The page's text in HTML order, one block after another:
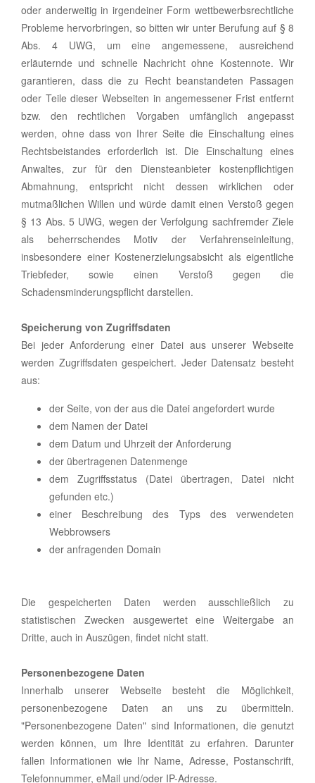
oder anderweitig in irgendeiner Form wettbewerbsrechtliche
Probleme hervorbringen, so bitten wir unter Berufung auf § 8
Abs. 4 UWG, um eine angemessene, ausreichend
erläuternde und schnelle Nachricht ohne Kostennote. Wir
garantieren, dass die zu Recht beanstandeten Passagen
oder Teile dieser Webseiten in angemessener Frist entfernt
bzw. den rechtlichen Vorgaben umfänglich angepasst
werden, ohne dass von Ihrer Seite die Einschaltung eines
Rechtsbeistandes erforderlich ist. Die Einschaltung eines
Anwaltes, zur für den Diensteanbieter kostenpflichtigen
Abmahnung, entspricht nicht dessen wirklichen oder
mutmaßlichen Willen und würde damit einen Verstoß gegen
§ 13 Abs. 5 UWG, wegen der Verfolgung sachfremder Ziele
als beherrschendes Motiv der Verfahrenseinleitung,
insbesondere einer Kostenerzielungsabsicht als eigentliche
Triebfeder, sowie einen Verstoß gegen die
Schadensminderungspflicht darstellen.
Speicherung von Zugriffsdaten
Bei jeder Anforderung einer Datei aus unserer Webseite
werden Zugriffsdaten gespeichert. Jeder Datensatz besteht
aus:
der Seite, von der aus die Datei angefordert wurde
dem Namen der Datei
dem Datum und Uhrzeit der Anforderung
der übertragenen Datenmenge
dem Zugriffsstatus (Datei übertragen, Datei nicht
gefunden etc.)
einer Beschreibung des Typs des verwendeten
Webbrowsers
der anfragenden Domain
Die gespeicherten Daten werden ausschließlich zu
statistischen Zwecken ausgewertet eine Weitergabe an
Dritte, auch in Auszügen, findet nicht statt.
Personenbezogene Daten
Innerhalb unserer Webseite besteht die Möglichkeit,
personenbezogene Daten an uns zu übermitteln.
"Personenbezogene Daten" sind Informationen, die genutzt
werden können, um Ihre Identität zu erfahren. Darunter
fallen Informationen wie Ihr Name, Adresse, Postanschrift,
Telefonnummer, eMail und/oder IP-Adresse.